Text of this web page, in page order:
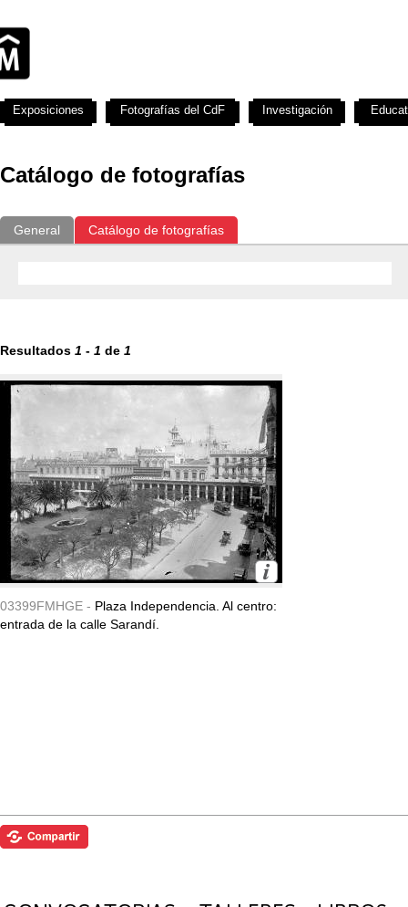
Catálogo de fotografías
General Catálogo de fotografías
Resultados 1 - 1 de 1
03399FMHGE - Plaza Independencia. Al centro:
entrada de la calle Sarandí.
Exposiciones Fotografías del CdF Investigación